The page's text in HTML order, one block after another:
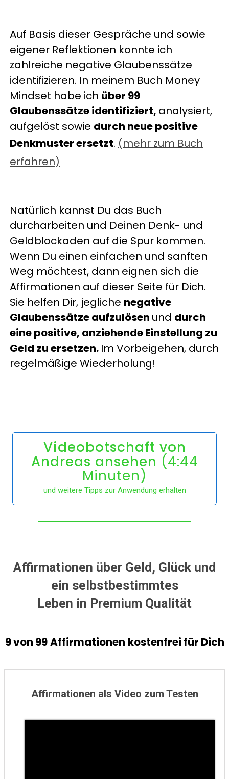
Auf Basis dieser Gespräche und sowie
eigener Reflektionen konnte ich
zahlreiche negative Glaubenssätze
identifizieren. In meinem Buch Money
Mindset habe ich über 99
Glaubenssätze identifiziert, analysiert,
aufgelöst sowie durch neue positive
Denkmuster ersetzt. (mehr zum Buch
erfahren)
Natürlich kannst Du das Buch
durcharbeiten und Deinen Denk- und
Geldblockaden auf die Spur kommen.
Wenn Du einen einfachen und sanften
Weg möchtest, dann eignen sich die
Affirmationen auf dieser Seite für Dich.
Sie helfen Dir, jegliche negative
Glaubenssätze aufzulösen und durch
eine positive, anziehende Einstellung zu
Geld zu ersetzen. Im Vorbeigehen, durch
regelmäßige Wiederholung!
Videobotschaft von
Andreas ansehen (4:44
Minuten)
und weitere Tipps zur Anwendung erhalten
Affirmationen über Geld, Glück und
ein selbstbestimmtes
Leben in Premium Qualität
9 von 99Affirmationen kostenfrei für Dich
Affirmationen als Video zum Testen